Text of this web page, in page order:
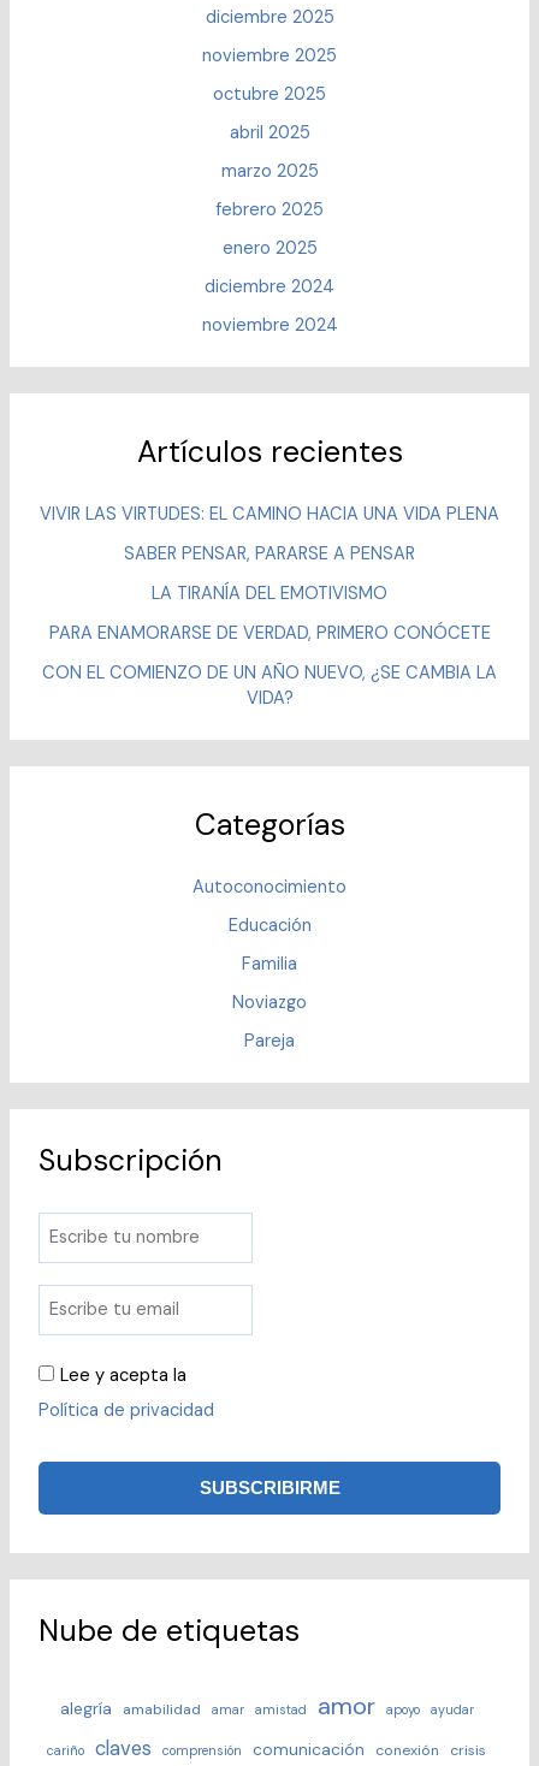
diciembre 2025
noviembre 2025
octubre 2025
abril 2025
marzo 2025
febrero 2025
enero 2025
diciembre 2024
noviembre 2024
Artículos recientes
VIVIR LAS VIRTUDES: EL CAMINO HACIA UNA VIDA PLENA
SABER PENSAR, PARARSE A PENSAR
LA TIRANÍA DEL EMOTIVISMO
PARA ENAMORARSE DE VERDAD, PRIMERO CONÓCETE
CON EL COMIENZO DE UN AÑO NUEVO, ¿SE CAMBIA LA
VIDA?
Categorías
Autoconocimiento
Educación
Familia
Noviazgo
Pareja
Subscripción
Lee y acepta la
Política de privacidad
Nube de etiquetas
alegría amabilidad amar amistad amor apoyo ayudar
cariño claves comprensión comunicación conexión crisis